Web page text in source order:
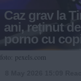
Caz grav la
ani, reținut
porno cu
foto: pexels.com